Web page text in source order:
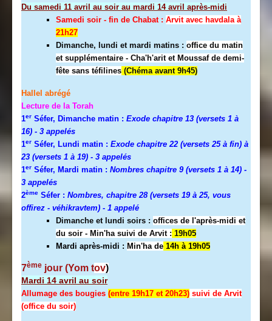
Du samedi 11 avril au soir au mardi 14 avril après-midi
Samedi soir - fin de Chabat : Arvit avec havdala à
21h27
Dimanche, lundi et mardi matins : office du matin
et supplémentaire - Cha'h'arit et Moussaf de demi-
fête sans téfilines (Chéma avant 9h45)
Hallel abrégé
Lecture de la Torah
1er Séfer, Dimanche matin : Exode chapitre 13 (versets 1 à
16) - 3 appelés
1er Séfer, Lundi matin : Exode chapitre 22 (versets 25 à fin) à
23 (versets 1 à 19) - 3 appelés
1er Séfer, Mardi matin : Nombres chapitre 9 (versets 1 à 14) -
3 appelés
2ème Séfer : Nombres, chapitre 28 (versets 19 à 25, vous
offirez - véhikravtem) - 1 appelé
Dimanche et lundi soirs : offices de l'après-midi et
du soir - Min'ha suivi de Arvit : 19h05
Mardi après-midi : Min'ha de 14h à 19h05
7ème jour (Yom tov)
Mardi 14 avril au soir
Allumage des bougies (entre 19h17 et 20h23) suivi de Arvit
(office du soir)